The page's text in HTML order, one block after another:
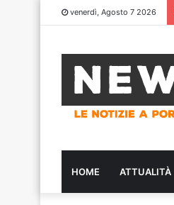
venerdì, Agosto 7 2026
HOME ATTUALITÀ